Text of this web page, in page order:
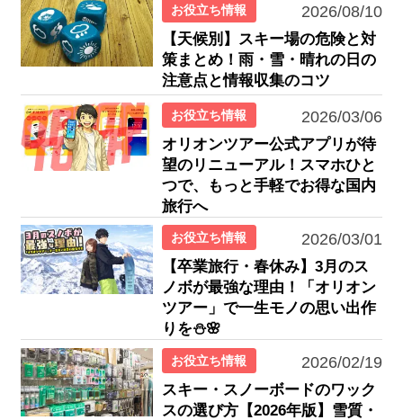
お役立ち情報 2026/08/10
【天候別】スキー場の危険と対
策まとめ！雨・雪・晴れの日の
注意点と情報収集のコツ
お役立ち情報 2026/03/06
オリオンツアー公式アプリが待
望のリニューアル！スマホひと
つで、もっと手軽でお得な国内
旅行へ
お役立ち情報 2026/03/01
【卒業旅行・春休み】3月のス
ノボが最強な理由！「オリオン
ツアー」で一生モノの思い出作
りを⛄🌸
お役立ち情報 2026/02/19
スキー・スノーボードのワック
スの選び方【2026年版】雪質・